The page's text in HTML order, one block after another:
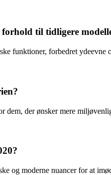
til tidligere
funktioner, forbedret
dem, der ønsker mere
og moderne nuancer for at